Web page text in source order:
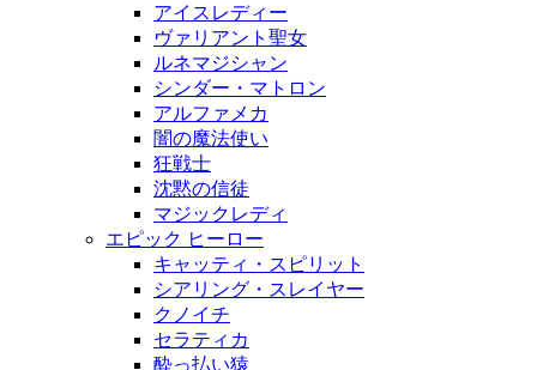
アイスレディー
ヴァリアント聖女
ルネマジシャン
シンダー・マトロン
アルファメカ
闇の魔法使い
狂戦士
沈黙の信徒
マジックレディ
エピック ヒーロー
キャッティ・スピリット
シアリング・スレイヤー
クノイチ
セラティカ
酔っ払い猿